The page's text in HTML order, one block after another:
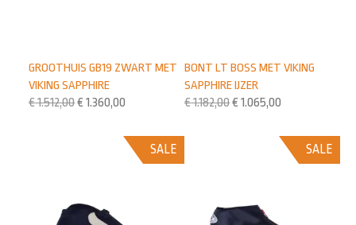
BONT LT BOSS MET VIKING
SAPPHIRE IJZER
€1.182,00€ 1.065,00
GROOTHUIS GB19 ZWART MET
VIKING SAPPHIRE
€1.512,00€ 1.360,00
SALE
SALE